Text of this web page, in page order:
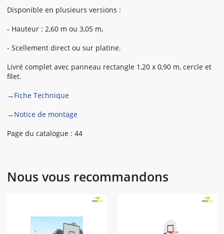
Disponible en plusieurs versions :
- Hauteur : 2,60 m ou 3,05 m,
- Scellement direct ou sur platine.
Livré complet avec panneau rectangle 1,20 x 0,90 m, cercle et
filet.
→Fiche Technique
→Notice de montage
Page du catalogue : 44
Nous vous recommandons